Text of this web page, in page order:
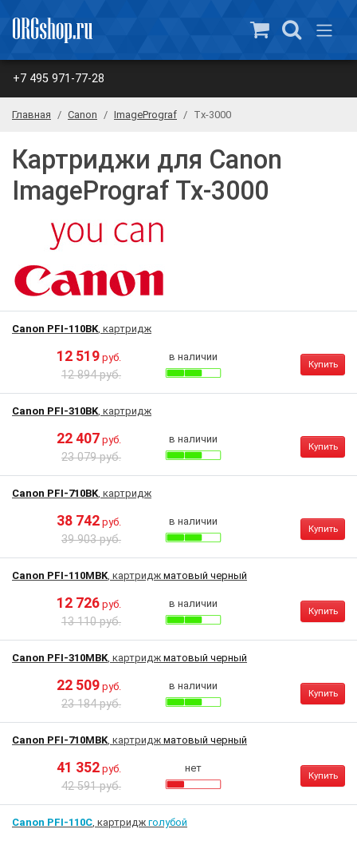
+7 495 971-77-28
Главная Canon ImagePrograf Tx-3000
Картриджи для Canon
ImagePrograf Tx-3000
Canon PFI-110BK, картридж
12 519 руб.
12 894 руб.
в наличии
Купить
Canon PFI-310BK, картридж
22 407 руб.
23 079 руб.
в наличии
Купить
Canon PFI-710BK, картридж
38 742 руб.
39 903 руб.
в наличии
Купить
Canon PFI-110MBK, картридж матовый черный
12 726 руб.
13 110 руб.
в наличии
Купить
Canon PFI-310MBK, картридж матовый черный
22 509 руб.
23 184 руб.
в наличии
Купить
Canon PFI-710MBK, картридж матовый черный
41 352 руб.
42 591 руб.
нет
Купить
Canon PFI-110C, картридж голубой